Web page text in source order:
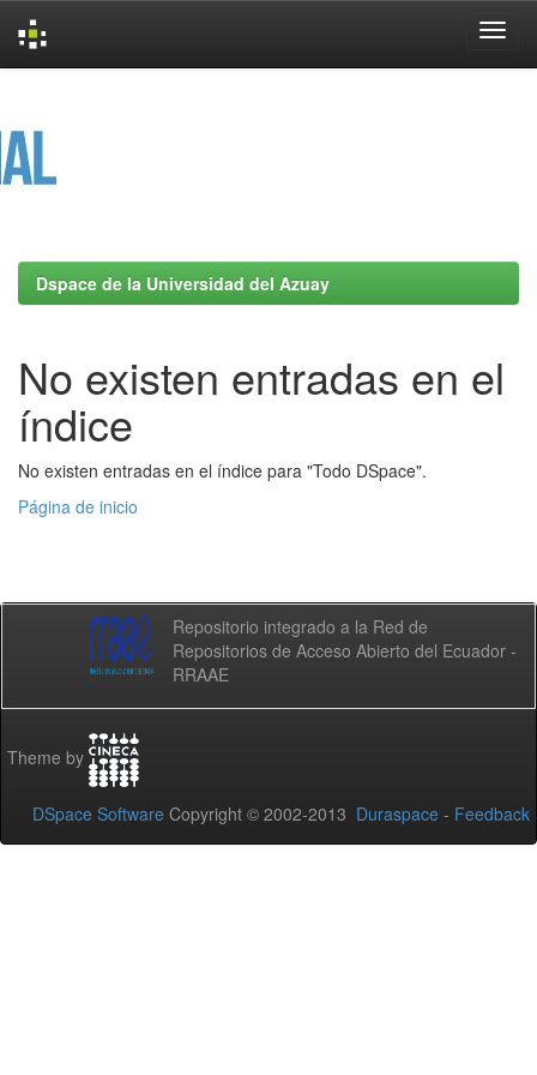
Dspace de la Universidad del Azuay
No existen entradas en el
índice
No existen entradas en el índice para "Todo DSpace".
Página de inicio
Repositorio integrado a la Red de
Repositorios de Acceso Abierto del Ecuador -
RRAAE
Theme by
DSpace Software Copyright © 2002-2013 Duraspace - Feedback